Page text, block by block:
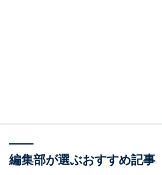
編集部が選ぶおすすめ記事